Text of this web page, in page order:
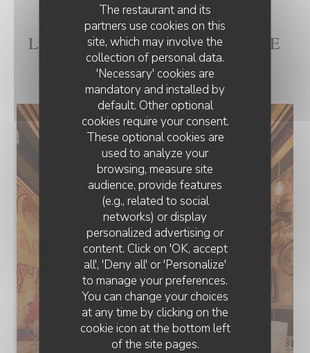
The restaurant and its
partners use cookies on this
site, which may involve the
collection of personal data.
'Necessary' cookies are
mandatory and installed by
default. Other optional
cookies require your consent.
These optional cookies are
used to analyze your
browsing, measure site
audience, provide features
(e.g., related to social
networks) or display
personalized advertising or
content. Click on 'OK, accept
all', 'Deny all' or 'Personalize'
to manage your preferences.
You can change your choices
at any time by clicking on the
cookie icon at the bottom left
of the site pages.
L'INTÉRIEUR DE LA CH'TITE
BRIGITTE